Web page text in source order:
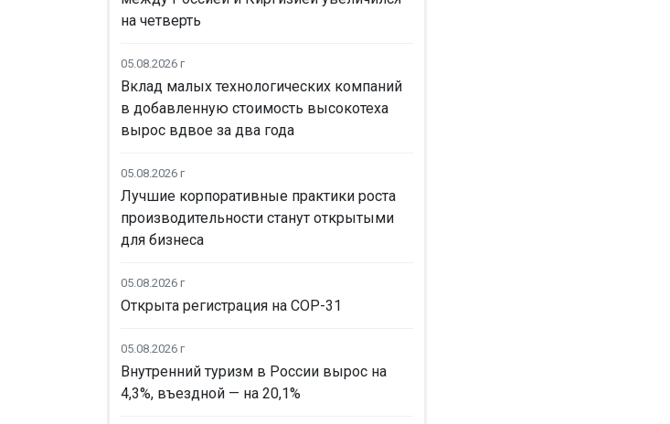
на четверть
05.08.2026 г
Вклад малых технологических компаний
в добавленную стоимость высокотеха
вырос вдвое за два года
05.08.2026 г
Лучшие корпоративные практики роста
производительности станут открытыми
для бизнеса
05.08.2026 г
Открыта регистрация на COP-31
05.08.2026 г
Внутренний туризм в России вырос на
4,3%, въездной — на 20,1%